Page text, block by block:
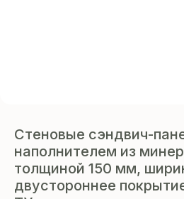
Стеновые сэндвич-
наполнителем из
толщиной 150 мм,
двустороннее